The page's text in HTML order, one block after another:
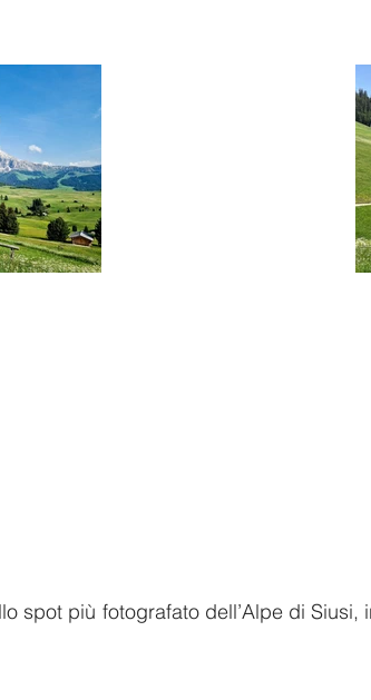
spot più fotografato dell’Alpe di